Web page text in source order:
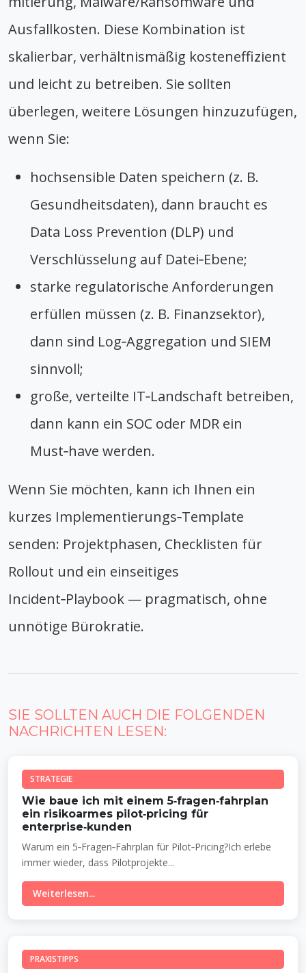
Ausfallkosten. Diese Kombination ist
skalierbar, verhältnismäßig kosteneffizient
und leicht zu betreiben. Sie sollten
überlegen, weitere Lösungen hinzuzufügen,
wenn Sie:
hochsensible Daten speichern (z. B.
Gesundheitsdaten), dann braucht es
Data Loss Prevention (DLP) und
Verschlüsselung auf Datei‑Ebene;
starke regulatorische Anforderungen
erfüllen müssen (z. B. Finanzsektor),
dann sind Log‑Aggregation und SIEM
sinnvoll;
große, verteilte IT‑Landschaft betreiben,
dann kann ein SOC oder MDR ein
Must‑have werden.
Wenn Sie möchten, kann ich Ihnen ein
kurzes Implementierungs‑Template
senden: Projektphasen, Checklisten für
Rollout und ein einseitiges
Incident‑Playbook — pragmatisch, ohne
unnötige Bürokratie.
SIE SOLLTEN AUCH DIE FOLGENDEN
NACHRICHTEN LESEN:
STRATEGIE
Wie baue ich mit einem 5‑fragen‑fahrplan
ein risikoarmes pilot‑pricing für
enterprise‑kunden
Warum ein 5‑Fragen‑Fahrplan für Pilot‑Pricing?Ich erlebe
immer wieder, dass Pilotprojekte...
Weiterlesen...
PRAXISTIPPS